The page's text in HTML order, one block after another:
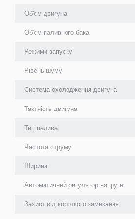
Об'єм двигуна
Об'єм паливного бака
Режими запуску
Рівень шуму
Система охолодження двигуна
Тактність двигуна
Тип палива
Частота струму
Ширина
Автоматичний регулятор напруги
Захист від короткого замикання